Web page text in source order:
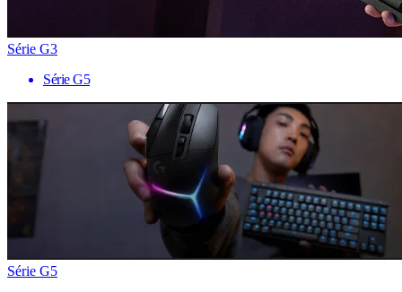
Série G3
Série G5
Série G5